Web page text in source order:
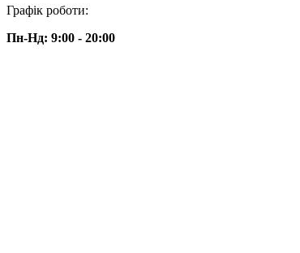
Графік роботи:
Пн-Нд: 9:00 - 20:00